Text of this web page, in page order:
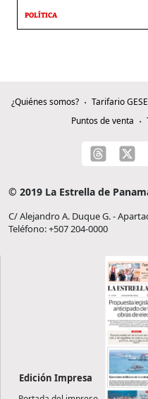
POLÍTICA
¿Quiénes somos? Tarifario GESE
Puntos de venta
© 2019 La Estrella de
C/ Alejandro A. Duque G. -
Teléfono: +507 204-0000
Edición Impresa